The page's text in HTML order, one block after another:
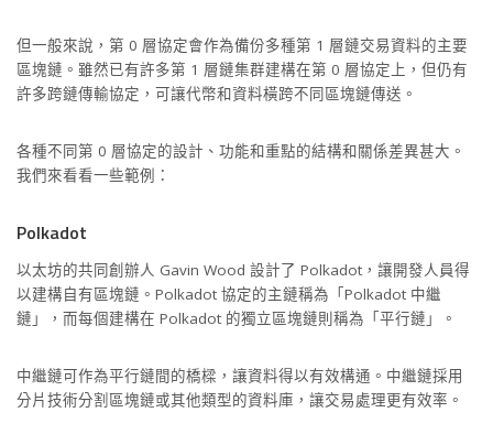
但一般來說，第 0 層協定會作為備份多種第 1 層鏈交易資料的主要
區塊鏈。雖然已有許多第 1 層鏈集群建構在第 0 層協定上，但仍有
許多跨鏈傳輸協定，可讓代幣和資料橫跨不同區塊鏈傳送。
各種不同第 0 層協定的設計、功能和重點的結構和關係差異甚大。
我們來看看一些範例：
Polkadot
以太坊的共同創辦人 Gavin Wood 設計了 Polkadot，讓開發人員得
以建構自有區塊鏈。Polkadot 協定的主鏈稱為「Polkadot 中繼
鏈」，而每個建構在 Polkadot 的獨立區塊鏈則稱為「平行鏈」。
中繼鏈可作為平行鏈間的橋樑，讓資料得以有效構通。中繼鏈採用
分片技術分割區塊鏈或其他類型的資料庫，讓交易處理更有效率。